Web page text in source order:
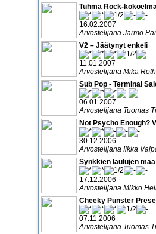
Tuhma Rock-
16.02.2007
Arvostelijana Jarmo
V2 – Jäätynyt enkeli
11.01.2007
Arvostelijana Mika Roth
Sub Pop - Terminal
06.01.2007
Arvostelijana Tuomas
Not Psycho Enough?
30.12.2006
Arvostelijana Ilkka
Synkkien laulujen maa
17.12.2006
Arvostelijana Mikko
Cheeky Punster
07.11.2006
Arvostelijana Tuomas